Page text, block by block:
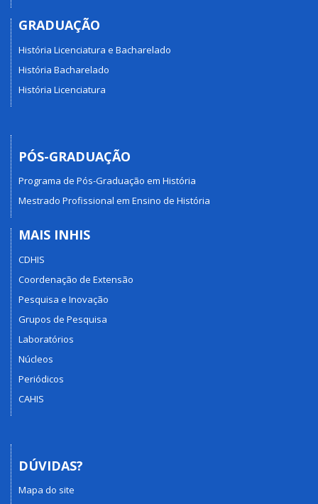
GRADUAÇÃO
História Licenciatura e Bacharelado
História Bacharelado
História Licenciatura
PÓS-GRADUAÇÃO
Programa de Pós-Graduação em História
Mestrado Profissional em Ensino de História
MAIS INHIS
CDHIS
Coordenação de Extensão
Pesquisa e Inovação
Grupos de Pesquisa
Laboratórios
Núcleos
Periódicos
CAHIS
DÚVIDAS?
Mapa do site